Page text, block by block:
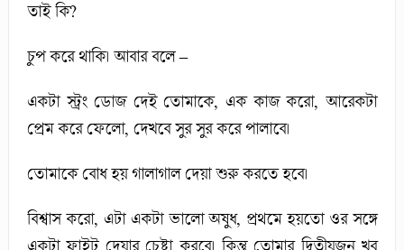
তাই কি?
চুপ করে থাকি। আবার বলে –
একটা স্ট্রং ডোজ দেই তোমাকে, এক কাজ করো, আরেকটা
প্রেম করে ফেলো, দেখবে সুর সুর করে পালাবে।
তোমাকে বোধ হয় গালাগাল দেয়া শুরু করতে হবে।
বিশ্বাস করো, এটা একটা ভালো অষুধ, প্রথমে হয়তো ওর সঙ্গে
একটা ফাইট দেয়ার চেষ্টা করবে। কিন্তু তোমার দ্বিতীয়জন খুব